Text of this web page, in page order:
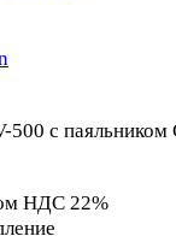
500 с
НДС 22%